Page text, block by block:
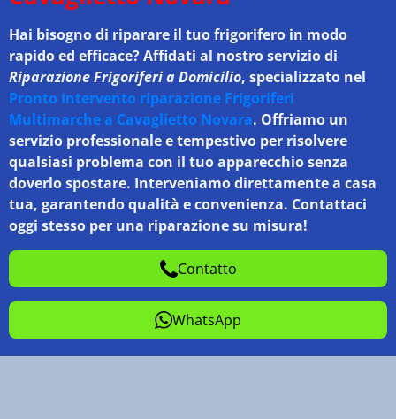
Hai bisogno di riparare il tuo frigorifero in modo
rapido ed efficace? Affidati al nostro servizio di
Riparazione Frigoriferi a Domicilio, specializzato nel
Pronto Intervento riparazione Frigoriferi
Multimarche a Cavaglietto Novara. Offriamo un
servizio professionale e tempestivo per risolvere
qualsiasi problema con il tuo apparecchio senza
doverlo spostare. Interveniamo direttamente a casa
tua, garantendo qualità e convenienza. Contattaci
oggi stesso per una riparazione su misura!
Contatto
WhatsApp